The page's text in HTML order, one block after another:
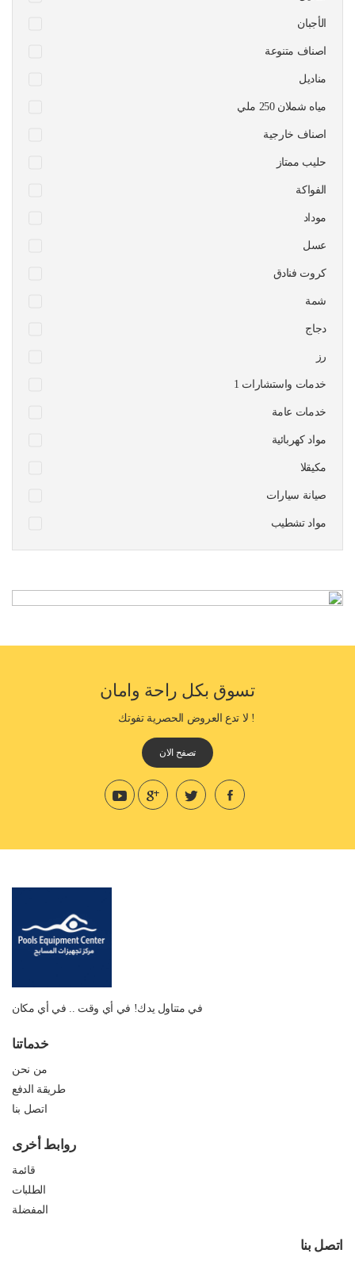
الأجبان
اصناف متنوعة
مناديل
مياه شملان 250 ملي
اصناف خارجية
حليب ممتاز
الفواكة
موداد
عسل
كروت فنادق
شمة
دجاج
رز
1 خدمات واستشارات
خدمات عامة
مواد كهربائية
مكيقلا
صيانة سيارات
مواد تشطيب
تسوق بكل راحة وامان
! لا تدع العروض الحصرية تفوتك
تصفح الان
في متناول يدك! في أي وقت .. في أي مكان
خدماتنا
من نحن
طريقة الدفع
اتصل بنا
روابط أخرى
قائمة
الطلبات
المفضلة
اتصل بنا